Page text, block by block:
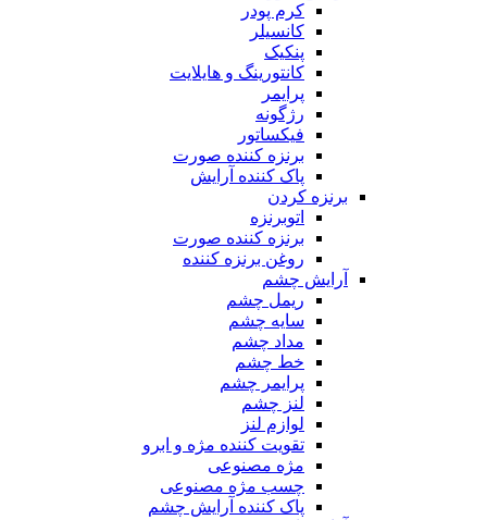
کرم پودر
کانسیلر
پنکیک
کانتورینگ و هایلایت
پرایمر
رژگونه
فیکساتور
برنزه کننده صورت
پاک کننده آرایش
برنزه کردن
اتوبرنزه
برنزه کننده صورت
روغن برنزه کننده
آرایش چشم
ریمل چشم
سایه چشم
مداد چشم
خط چشم
پرایمر چشم
لنز چشم
لوازم لنز
تقویت کننده مژه و ابرو
مژه مصنوعی
چسب مژه مصنوعی
پاک کننده آرایش چشم